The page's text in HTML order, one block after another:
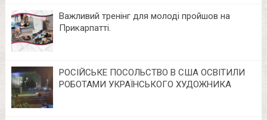
Важливий тренінг для молоді пройшов на
Прикарпатті.
РОСІЙСЬКЕ ПОСОЛЬСТВО В США ОСВІТИЛИ
РОБОТАМИ УКРАЇНСЬКОГО ХУДОЖНИКА